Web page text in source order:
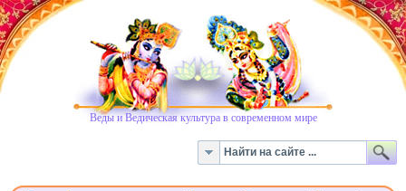
Веды и Ведическая культура в современном мире